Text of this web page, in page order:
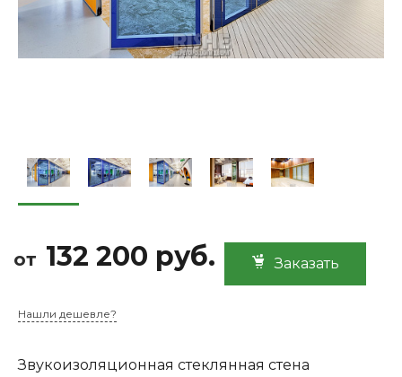
от 132 200 руб. Заказать
Нашли дешевле?
Звукоизоляционная стеклянная стена